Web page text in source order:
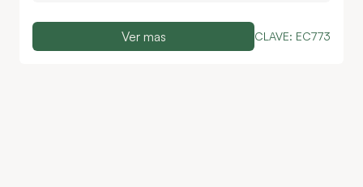
Ver mas CLAVE: EC773